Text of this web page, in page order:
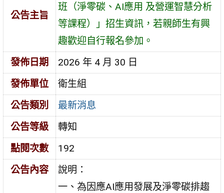
公告主旨
班（淨零碳、AI應用 及營運智慧分析
等課程）」招生資訊，若親師生有興
趣歡迎自行報名參加。
發佈日期
2026 年 4 月 30 日
發佈單位
衛生組
公告類別
最新消息
公告等級
轉知
點閱次數
192
公告內容
說明：
一、為因應AI應用發展及淨零碳排趨